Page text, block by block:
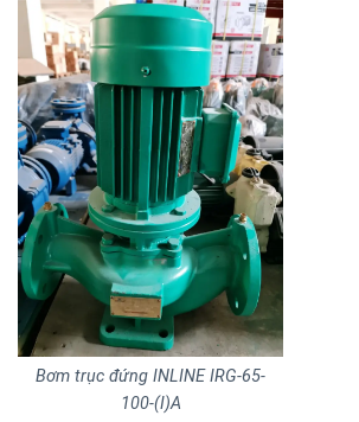
Bơm trục đứng INLINE IRG-65-
100-(I)A